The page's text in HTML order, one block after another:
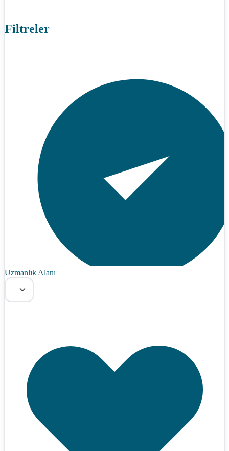
Filtreler
Uzmanlık Alanı
Tümü